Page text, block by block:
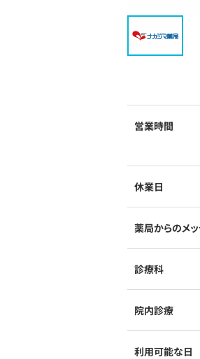
営業時間
休業日
薬局からのメ
診療科
院内診療
利用可能な日